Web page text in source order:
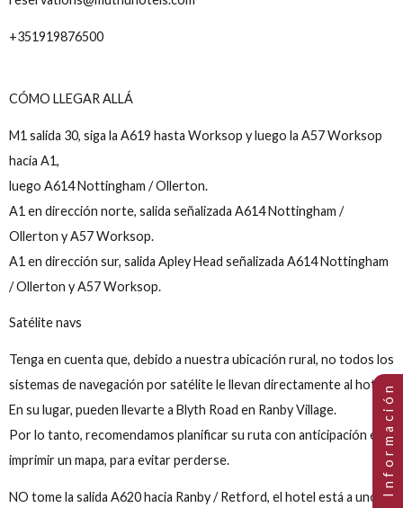
reservations@muthuhotels.com
CÓMO LLEGAR ALLÁ
M1 salida 30, siga la A619 hasta Worksop y luego la A57
hacia A1,
luego A614 Nottingham / Ollerton.
A1 en dirección sur, salida Apley Head señalizada A614
/ Ollerton y A57 Worksop.
Satélite navs
Tenga en cuenta que, debido a nuestra ubicación rural, no
sistemas de navegación por satélite le llevan directamente al
En su lugar, pueden llevarte a Blyth Road en Ranby Village.